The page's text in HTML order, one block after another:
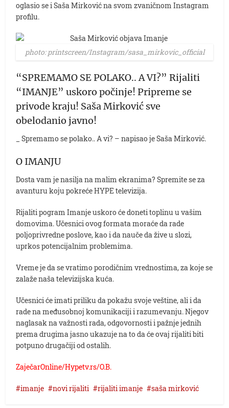
oglasio se i Saša Mirković na svom zvaničnom Instagram
profilu.
photo: printscreen/Instagram/sasa_mirkovic_official
“SPREMAMO SE POLAKO.. A VI?” Rijaliti
“IMANJE” uskoro počinje! Pripreme se
privode kraju! Saša Mirković sve
obelodanio javno!
_ Spremamo se polako.. A vi? – napisao je Saša Mirković.
O IMANJU
Dosta vam je nasilja na malim ekranima? Spremite se za
avanturu koju pokreće HYPE televizija.
Rijaliti pogram Imanje uskoro će doneti toplinu u vašim
domovima. Učesnici ovog formata moraće da rade
poljoprivredne poslove, kao i da nauče da žive u slozi,
uprkos potencijalnim problemima.
Vreme je da se vratimo porodičnim vrednostima, za koje se
zalaže naša televizijska kuća.
Učesnici će imati priliku da pokažu svoje veštine, ali i da
rade na međusobnoj komunikaciji i razumevanju. Njegov
naglasak na važnosti rada, odgovornosti i pažnje jednih
prema drugima jasno ukazuje na to da će ovaj rijaliti biti
potpuno drugačiji od ostalih.
ZaječarOnline/Hypetv.rs/O.B.
imanje novi rijaliti rijaliti imanje saša mirković